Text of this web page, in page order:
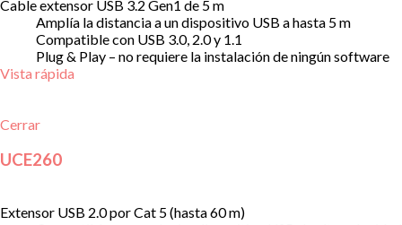
Cable extensor USB 3.2 Gen1 de 5 m
Amplía la distancia a un dispositivo USB a hasta 5 m
Compatible con USB 3.0, 2.0 y 1.1
Plug & Play – no requiere la instalación de ningún software
Vista rápida
Cerrar
UCE260
Extensor USB 2.0 por Cat 5 (hasta 60 m)